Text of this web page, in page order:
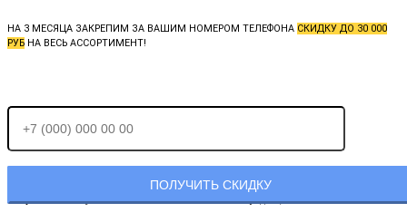
НА 3 МЕСЯЦА ЗАКРЕПИМ ЗА ВАШИМ НОМЕРОМ ТЕЛЕФОНА СКИДКУ ДО 30 000
РУБ НА ВЕСЬ АССОРТИМЕНТ!
Отправляя заявку, Вы соглашаетесь сполитикой конфиденциальности.